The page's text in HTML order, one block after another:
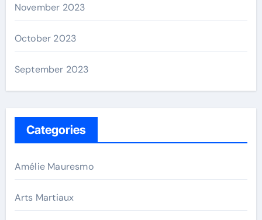
November 2023
October 2023
September 2023
Categories
Amélie Mauresmo
Arts Martiaux